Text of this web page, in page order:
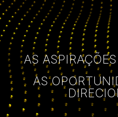
AS
AS